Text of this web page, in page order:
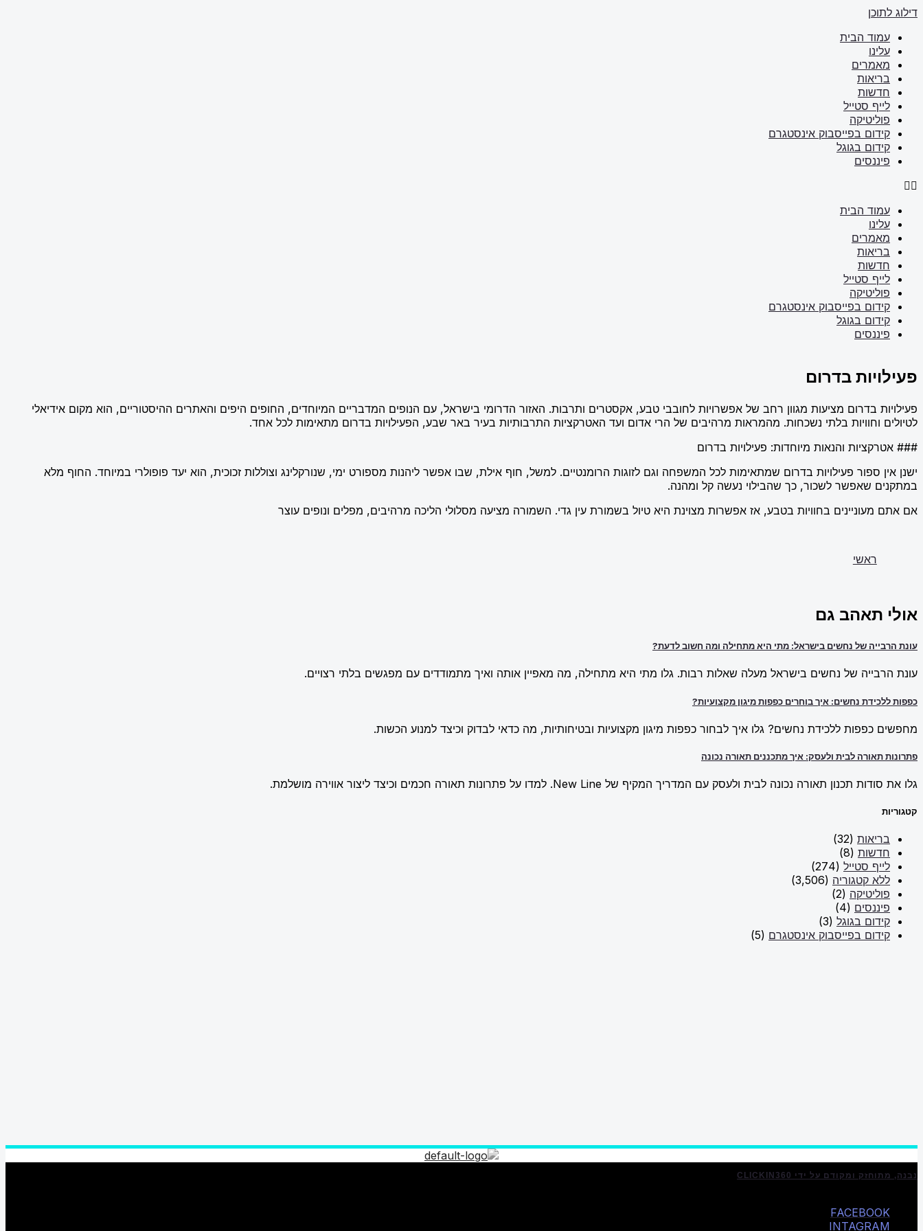
דילוג לתוכן
עמוד הבית
עלינו
מאמרים
בריאות
חדשות
לייף סטייל
פוליטיקה
קידום בפייסבוק אינסטגרם
קידום בגוגל
פיננסים
עמוד הבית
עלינו
מאמרים
בריאות
חדשות
לייף סטייל
פוליטיקה
קידום בפייסבוק אינסטגרם
קידום בגוגל
פיננסים
פעילויות בדרום
פעילויות בדרום מציעות מגוון רחב של אפשרויות לחובבי טבע, אקסטרים ותרבות. האזור הדרומי בישראל, עם הנופים המדבריים המיוחדים, החופים היפים והאתרים ההיסטוריים, הוא מקום אידיאלי
לטיולים וחוויות בלתי נשכחות. מהמראות מרהיבים של הרי אדום ועד האטרקציות התרבותיות בעיר באר שבע, הפעילויות בדרום מתאימות לכל אחד.
### אטרקציות והנאות מיוחדות: פעילויות בדרום
ישנן אין ספור פעילויות בדרום שמתאימות לכל המשפחה וגם לזוגות הרומנטיים. למשל, חוף אילת, שבו אפשר ליהנות מספורט ימי, שנורקלינג וצוללות זכוכית, הוא יעד פופולרי במיוחד. החוף מלא
במתקנים שאפשר לשכור, כך שהבילוי נעשה קל ומהנה.
אם אתם מעוניינים בחוויות בטבע, אז אפשרות מצוינת היא טיול בשמורת עין גדי. השמורה מציעה מסלולי הליכה מרהיבים, מפלים ונופים עוצר
ראשי
אולי תאהב גם
עונת הרבייה של נחשים בישראל: מתי היא מתחילה ומה חשוב לדעת?
עונת הרבייה של נחשים בישראל מעלה שאלות רבות. גלו מתי היא מתחילה, מה מאפיין אותה ואיך מתמודדים עם מפגשים בלתי רצויים.
כפפות ללכידת נחשים: איך בוחרים כפפות מיגון מקצועיות?
מחפשים כפפות ללכידת נחשים? גלו איך לבחור כפפות מיגון מקצועיות ובטיחותיות, מה כדאי לבדוק וכיצד למנוע הכשות.
פתרונות תאורה לבית ולעסק: איך מתכננים תאורה נכונה
גלו את סודות תכנון תאורה נכונה לבית ולעסק עם המדריך המקיף של New Line. למדו על פתרונות תאורה חכמים וכיצד ליצור אווירה מושלמת.
קטגוריות
בריאות (32)
חדשות (8)
לייף סטייל (274)
ללא קטגוריה (3,506)
פוליטיקה (2)
פיננסים (4)
קידום בגוגל (3)
קידום בפייסבוק אינסטגרם (5)
נבנה, מתוחזק ומקודם על ידי CLICKIN360
FACEBOOK
INTAGRAM